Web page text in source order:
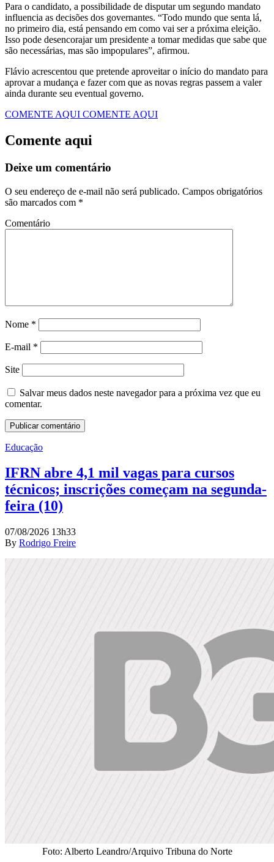
Para o candidato, a possibilidade de disputar um segundo mandato
influencia as decisões dos governantes. “Todo mundo que senta lá,
no primeiro dia, está pensando em como vai ser a próxima eleição.
Isso pode desencorajar um presidente a tomar medidas que sabe que
são necessárias, mas são impopulares”, afirmou.
Flávio acrescentou que pretende aproveitar o início do mandato para
aprovar a mudança e fazer com que as novas regras passem a valer
ainda durante seu eventual governo.
COMENTE AQUI COMENTE AQUI
Comente aqui
Deixe um comentário
O seu endereço de e-mail não será publicado. Campos obrigatórios
são marcados com *
Comentário
Nome *
E-mail *
Site
Salvar meus dados neste navegador para a próxima vez que eu
comentar.
Educação
IFRN abre 4,1 mil vagas para cursos
técnicos; inscrições começam na segunda-
feira (10)
07/08/2026 13h33
By Rodrigo Freire
Foto: Alberto Leandro/Arquivo Tribuna do Norte